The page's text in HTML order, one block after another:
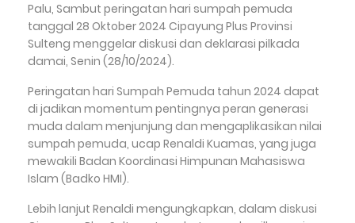
Palu, Sambut peringatan hari sumpah pemuda
tanggal 28 Oktober 2024 Cipayung Plus Provinsi
Sulteng menggelar diskusi dan deklarasi pilkada
damai, Senin (28/10/2024).
Peringatan hari Sumpah Pemuda tahun 2024 dapat
di jadikan momentum pentingnya peran generasi
muda dalam menjunjung dan mengaplikasikan nilai
sumpah pemuda, ucap Renaldi Kuamas, yang juga
mewakili Badan Koordinasi Himpunan Mahasiswa
Islam (Badko HMI).
Lebih lanjut Renaldi mengungkapkan, dalam diskusi